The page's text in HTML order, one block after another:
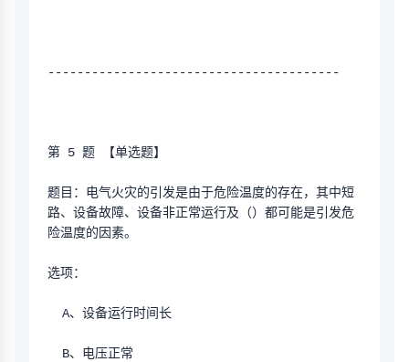
----------------------------------------
第 5 题 【单选题】
题目：电气火灾的引发是由于危险温度的存在，其中短
路、设备故障、设备非正常运行及（）都可能是引发危
险温度的因素。
选项：
  A、设备运行时间长
  B、电压正常